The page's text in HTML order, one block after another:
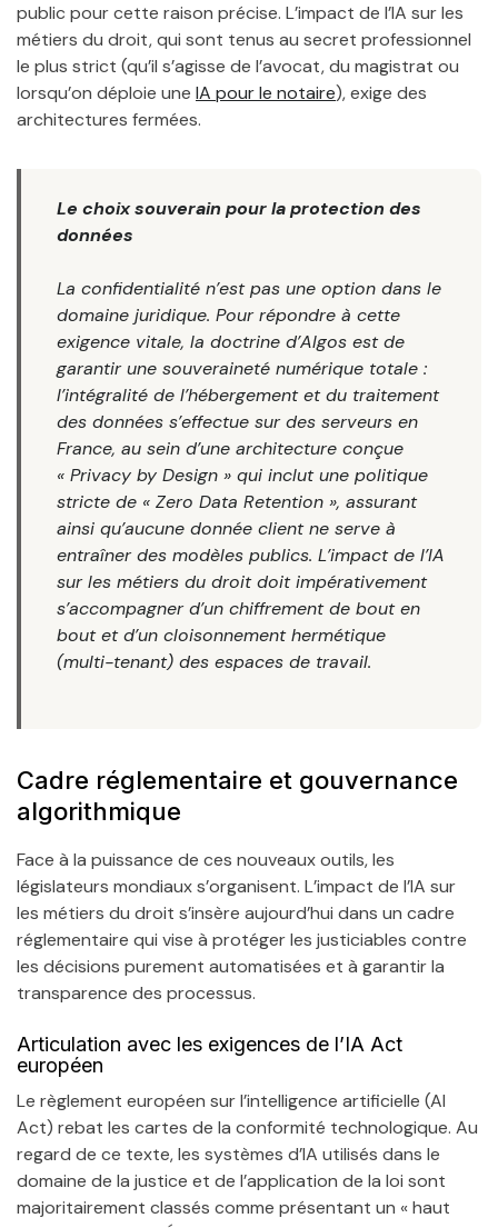
public pour cette raison précise. L’impact de l’IA sur les
métiers du droit, qui sont tenus au secret professionnel
le plus strict (qu’il s’agisse de l’avocat, du magistrat ou
lorsqu’on déploie une IA pour le notaire), exige des
architectures fermées.
Le choix souverain pour la protection des
données
La confidentialité n’est pas une option dans le
domaine juridique. Pour répondre à cette
exigence vitale, la doctrine d’Algos est de
garantir une souveraineté numérique totale :
l’intégralité de l’hébergement et du traitement
des données s’effectue sur des serveurs en
France, au sein d’une architecture conçue
« Privacy by Design » qui inclut une politique
stricte de « Zero Data Retention », assurant
ainsi qu’aucune donnée client ne serve à
entraîner des modèles publics. L’impact de l’IA
sur les métiers du droit doit impérativement
s’accompagner d’un chiffrement de bout en
bout et d’un cloisonnement hermétique
(multi-tenant) des espaces de travail.
Cadre réglementaire et gouvernance
algorithmique
Face à la puissance de ces nouveaux outils, les
législateurs mondiaux s’organisent. L’impact de l’IA sur
les métiers du droit s’insère aujourd’hui dans un cadre
réglementaire qui vise à protéger les justiciables contre
les décisions purement automatisées et à garantir la
transparence des processus.
Articulation avec les exigences de l’IA Act
européen
Le règlement européen sur l’intelligence artificielle (AI
Act) rebat les cartes de la conformité technologique. Au
regard de ce texte, les systèmes d’IA utilisés dans le
domaine de la justice et de l’application de la loi sont
majoritairement classés comme présentant un « haut